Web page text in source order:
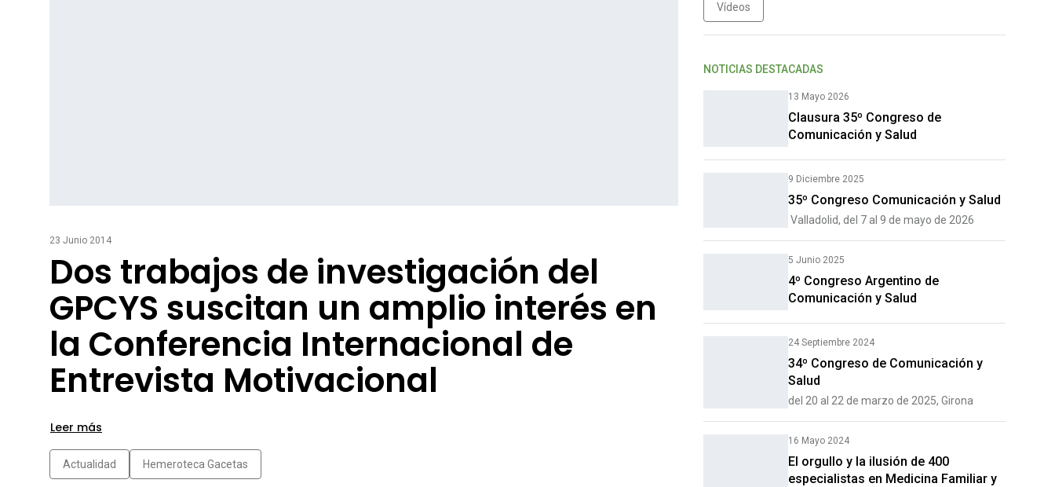
23 Junio 2014
Dos trabajos de investigación del
GPCYS suscitan un amplio interés en
la Conferencia Internacional de
Entrevista Motivacional
Leer más
Actualidad Hemeroteca Gacetas
Vídeos
NOTICIAS DESTACADAS
13 Mayo 2026
Clausura 35º Congreso de
Comunicación y Salud
9 Diciembre 2025
35º Congreso Comunicación y Salud
Valladolid, del 7 al 9 de mayo de 2026
5 Junio 2025
4º Congreso Argentino de
Comunicación y Salud
24 Septiembre 2024
34º Congreso de Comunicación y
Salud
del 20 al 22 de marzo de 2025, Girona
16 Mayo 2024
El orgullo y la ilusión de 400
especialistas en Medicina Familiar y